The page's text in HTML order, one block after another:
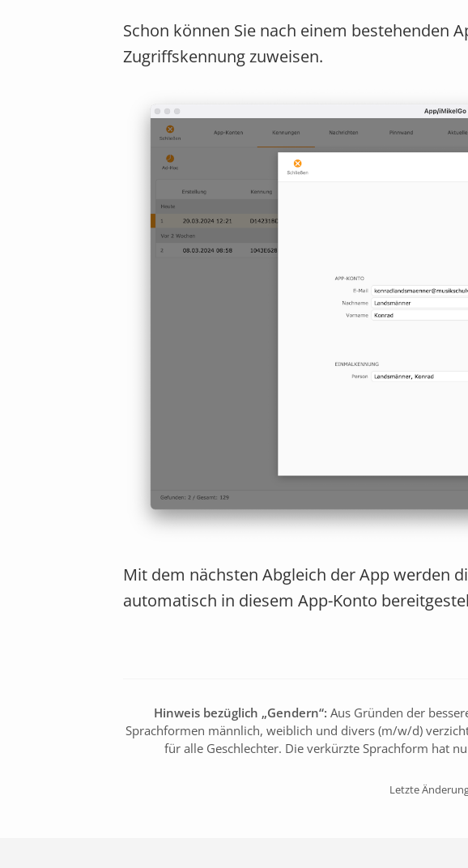
Schon können Sie nach einem bestehenden
Zugriffskennung zuweisen.
Mit dem nächsten Abgleich der App werden
automatisch in diesem App-Konto
Hinweis bezüglich „Gendern“: Aus Gründen der
Sprachformen männlich, weiblich und divers (m/w/d)
für alle Geschlechter. Die verkürzte Sprachform hat
Letzte